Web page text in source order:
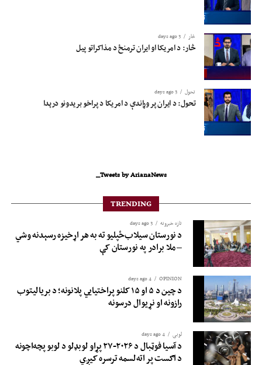
څار 3 days ago
څار: د امریکا او ایران ترمنځ د مذاکراتو پیل
تحول 3 days ago
تحول: د ایران پر وړاندې د امریکا د پراخو بریدونو درېدا
Tweets by ArianaNews_
TRENDING
تازه خبرونه 3 days ago
د نورستان سیلاب‌ځپلیو ته به هر اړخیزه رسېدنه وشي
– ملا برادر په نورستان کې
OPINION
4 days ago
د چین د ۵ او ۱۵ کلنو پراختیايي پلانونه؛ د بريالیتوب
رازونه او نړيوال درسونه
لوبی 4 days ago
د آسیا فوټبال د ۲۰۲۶-۲۷ پړاو لوبډلو د لوبو پچه‌اچونه
د اګست پر اته‌لسمه ترسره کیږي